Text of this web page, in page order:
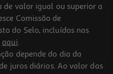
de valor igual ou superior a
Comissão de
do Selo, incluídos nas
aqui.
depende do dia da
juros diários. Ao valor das